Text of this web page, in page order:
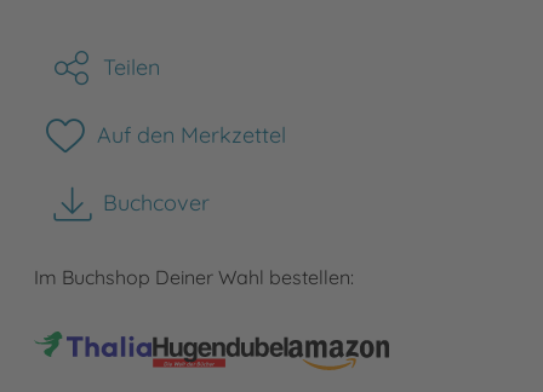
Teilen
Auf den Merkzettel
Buchcover
herunterladen
Im Buchshop Deiner Wahl bestellen: